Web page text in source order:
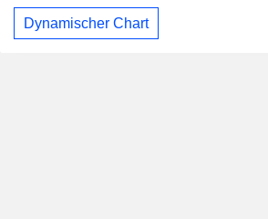
Dynamischer Chart